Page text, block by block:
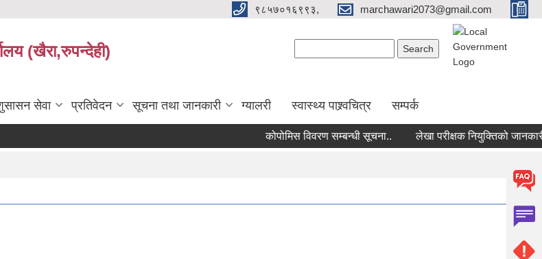
९८५७०१६९९३, marchawari2073@gmail.com
(खैरा,रुपन्देही)
सेवा प्रतिवेदन सूचना तथा जानकारी ग्यालरी स्वास्थ्य पाश्र्वचित्र सम्पर्क
कोपोमिस विवरण सम्बन्धी सूचना.. लेखा परीक्षक नियुक्तिको जानकारी